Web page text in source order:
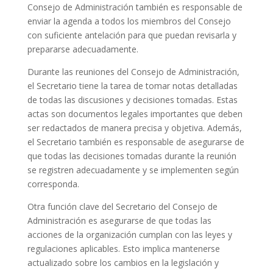
Consejo de Administración también es responsable de
enviar la agenda a todos los miembros del Consejo
con suficiente antelación para que puedan revisarla y
prepararse adecuadamente.
Durante las reuniones del Consejo de Administración,
el Secretario tiene la tarea de tomar notas detalladas
de todas las discusiones y decisiones tomadas. Estas
actas son documentos legales importantes que deben
ser redactados de manera precisa y objetiva. Además,
el Secretario también es responsable de asegurarse de
que todas las decisiones tomadas durante la reunión
se registren adecuadamente y se implementen según
corresponda.
Otra función clave del Secretario del Consejo de
Administración es asegurarse de que todas las
acciones de la organización cumplan con las leyes y
regulaciones aplicables. Esto implica mantenerse
actualizado sobre los cambios en la legislación y